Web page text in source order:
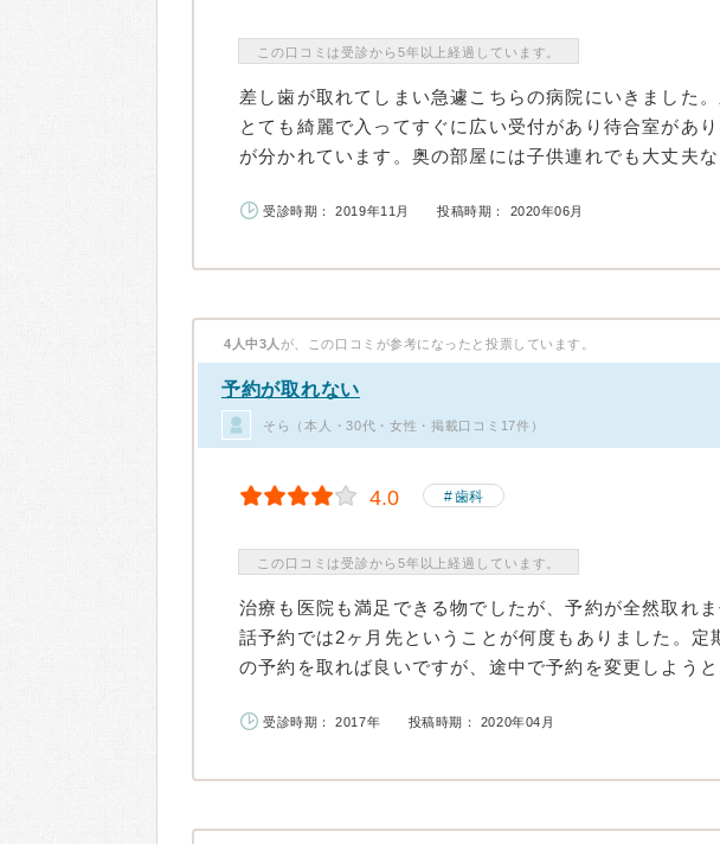
この口コミは受診から5年以上経過しています。
差し歯が取れてしまい急遽こちらの病院にいきました
とても綺麗で入ってすぐに広い受付があり待合室があ
が分かれています。奥の部屋には子供連れでも大丈夫
受診時期： 2019年11月 投稿時期： 2020年06月
4人中3人 が、この口コミが参考になったと投票しています。
予約が取れない
そら（本人・30代・女性・掲載口コミ17件）
4.0 歯科
この口コミは受診から5年以上経過しています。
治療も医院も満足できる物でしたが、予約が全然取れ
話予約では2ヶ月先ということが何度もありました。定
の予約を取れば良いですが、途中で予約を変更しよう
受診時期： 2017年 投稿時期： 2020年04月